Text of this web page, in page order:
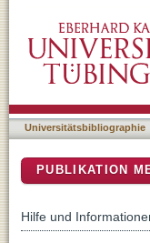
Kontexten :
Universitätsbibliographie
PUBLIKATION
Hilfe und